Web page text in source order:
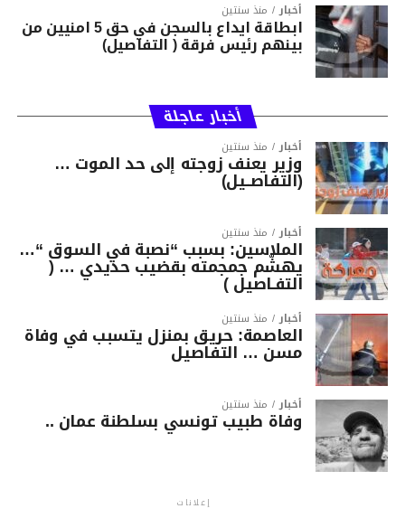
أخبار منذ سنتين
ابطاقة ايداع بالسجن في حق 5 امنيين من
بينهم رئيس فرقة ( التفاصيل)
أخبار عاجلة
أخبار منذ سنتين
وزير يعنف زوجته إلى حد الموت …
(التفاصــيل)
أخبار منذ سنتين
الملاسين: بسبب “نصبة في السوق “…
يهشّم جمجمته بقضيب حديدي … (
التفـاصيل )
أخبار منذ سنتين
العاصمة: حريق بمنزل يتسبب في وفاة
مسن … التفاصيل
أخبار منذ سنتين
وفاة طبيب تونسي بسلطنة عمان ..
إعلانات